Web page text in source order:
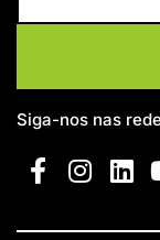
Siga-nos nas